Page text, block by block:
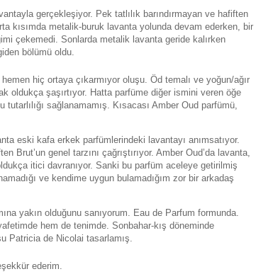
gerçekleşiyor. Pek tatlılık barındırmayan ve hafiften
kısımda metalik-buruk lavanta yolunda devam ederken, bir
çekemedi. Sonlarda metalik lavanta geride kalırken
bölümü oldu.
hiç ortaya çıkarmıyor oluşu. Öd temalı ve yoğun/ağır
oldukça şaşırtıyor. Hatta parfüme diğer ismini veren öğe
sağlanamamış. Kısacası Amber Oud parfümü,
eski kafa erkek parfümlerindeki lavantayı anımsatıyor.
genel tarzını çağrıştırıyor. Amber Oud’da lavanta,
itici davranıyor. Sanki bu parfüm aceleye getirilmiş
ve kendime uygun bulamadığım zor bir arkadaş
yakın olduğunu sanıyorum. Eau de Parfum formunda.
hem de tenimde. Sonbahar-kış döneminde
Patricia de Nicolai tasarlamış.
ederim.